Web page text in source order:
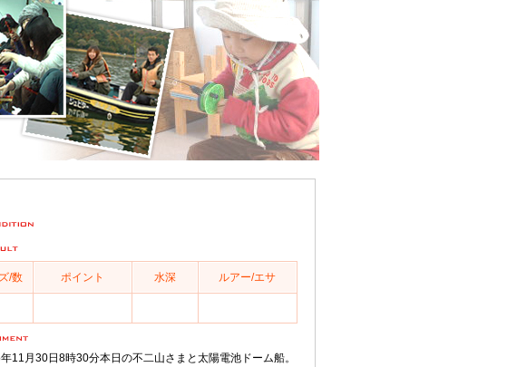
/数 ポイント 水深 ルアー/エサ
11月30日8時30分本日の不二山さまと太陽電池ドーム船。